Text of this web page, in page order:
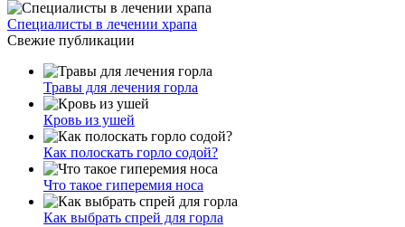
Специалисты в лечении храпа
Свежие публикации
Травы для лечения горла
Кровь из ушей
Как полоскать горло содой?
Что такое гиперемия носа
Как выбрать спрей для горла